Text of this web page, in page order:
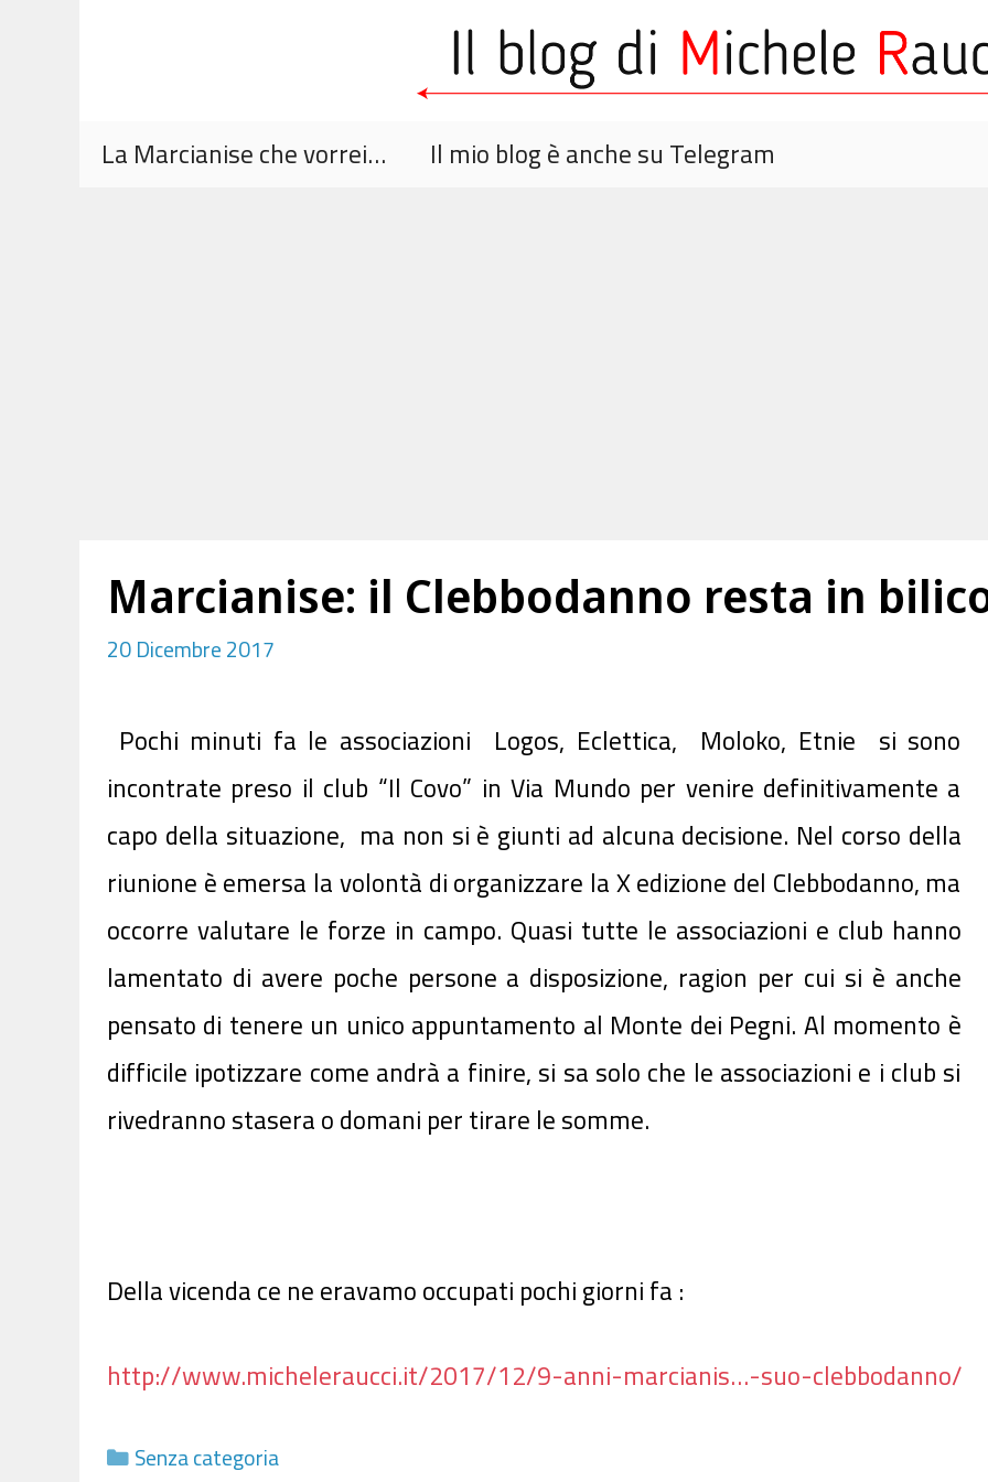
La Marcianise che vorrei… Il mio blog è anche su Telegram
Marcianise: il Clebbodanno resta in
20 Dicembre 2017
Pochi minuti fa le associazioni Logos, Eclettica, Moloko, Etnie si sono
incontrate preso il club “Il Covo” in Via Mundo per venire definitivamente a
capo della situazione, ma non si è giunti ad alcuna decisione. Nel corso della
riunione è emersa la volontà di organizzare la X edizione del Clebbodanno, ma
occorre valutare le forze in campo. Quasi tutte le associazioni e club hanno
lamentato di avere poche persone a disposizione, ragion per cui si è anche
pensato di tenere un unico appuntamento al Monte dei Pegni. Al momento è
difficile ipotizzare come andrà a finire, si sa solo che le associazioni e i club si
rivedranno stasera o domani per tirare le somme.
Della vicenda ce ne eravamo occupati pochi giorni fa :
http://www.micheleraucci.it/2017/12/9-anni-marcianis…-suo-clebbodanno/
Categorie
Senza categoria